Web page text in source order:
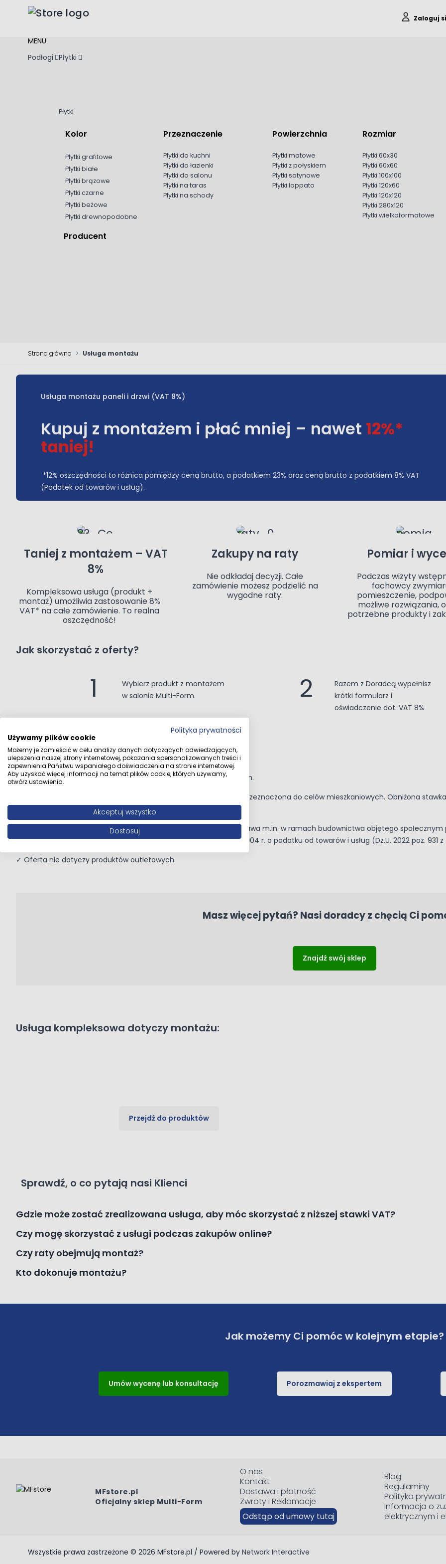
Przejdź do treści
Zaloguj
MENU
Podłogi Płytki
Płytki
Kolor
Płytki grafitowe
Płytki białe
Płytki brązowe
Płytki czarne
Płytki beżowe
Płytki drewnopodobne
Przeznaczenie
Płytki do kuchni
Płytki do łazienki
Płytki do salonu
Płytki na taras
Płytki na schody
Powierzchnia
Płytki matowe
Płytki z połyskiem
Płytki satynowe
Płytki lappato
Rozmiar
Płytki 60x30
Płytki 60x60
Płytki 100x100
Płytki 120x60
Płytki 120x120
Płytki 280x120
Płytki wielkoformatowe
Producent
Strona główna > Usługa montażu
Usługa montażu paneli i drzwi (VAT 8%)
Kupuj z montażem i płać mniej – nawet 12%*
taniej!
*12% oszczędności to różnica pomiędzy ceną brutto, a podatkiem 23% oraz ceną brutto z podatkiem 8% VAT
(Podatek od towarów i usług).
Taniej z montażem – VAT
8%
Kompleksowa usługa (produkt +
montaż) umożliwia zastosowanie 8%
VAT* na całe zamówienie. To realna
oszczędność!
Zakupy na raty
Nie odkładaj decyzji. Całe
zamówienie możesz podzielić na
wygodne raty.
Pomiar i
Podczas wizyty
fachowcy
pomieszczenie,
możliwe rozwiązania,
potrzebne produkty i
Jak skorzystać z oferty?
1
Wybierz produkt z montażem
w salonie Multi-Form.
2
Razem z Doradcą wypełnisz
krótki formularz i
oświadczenie dot. VAT 8%
Warto wiedzieć:
✓ Z oferty możesz skorzystać w salonach stacjonarnych Multi-Form.
✓ Nieruchomość, w której będzie wykonywany montaż, musi być przeznaczona do celów mieszkaniowych. Obniżona
✓ Sprzedaż jest możliwa na zasadach określonych w przepisach prawa m.in. w ramach budownictwa objętego
12 w zw. z art. 41 ust. 2 i art. 41 ust. 12a i 12b Ustawy z dnia 11 marca 2004 r. o podatku od towarów i usług (Dz.U. 2022 poz. 931
✓ Oferta nie dotyczy produktów outletowych.
Masz więcej pytań? Nasi doradcy z chęcią Ci
Znajdź swój sklep
Usługa kompleksowa dotyczy montażu:
Przejdź do produktów
Sprawdź, o co pytają nasi Klienci
Gdzie może zostać zrealizowana usługa, aby móc skorzystać z niższej stawki VAT?
Czy mogę skorzystać z usługi podczas zakupów online?
Czy raty obejmują montaż?
Kto dokonuje montażu?
Jak możemy Ci pomóc w kolejnym etapie?
Umów wycenę lub konsultację Porozmawiaj z ekspertem
MFstore.pl
Oficjalny sklep Multi-Form
O nas
Kontakt
Dostawa i płatność
Zwroty i Reklamacje
Odstąp od umowy tutaj
Blog
Regulaminy
Polityka
Informacja o
elektrycznym i
Wszystkie prawa zastrzeżone © 2026 MFstore.pl / Powered by Network Interactive
Polityka prywatności
Używamy plików cookie
Możemy je zamieścić w celu analizy danych dotyczących odwiedzających,
ulepszenia naszej strony internetowej, pokazania spersonalizowanych treści i
zapewnienia Państwu wspaniałego doświadczenia na stronie internetowej.
Aby uzyskać więcej informacji na temat plików cookie, których używamy,
otwórz ustawienia.
Akceptuj wszystko
Dostosuj